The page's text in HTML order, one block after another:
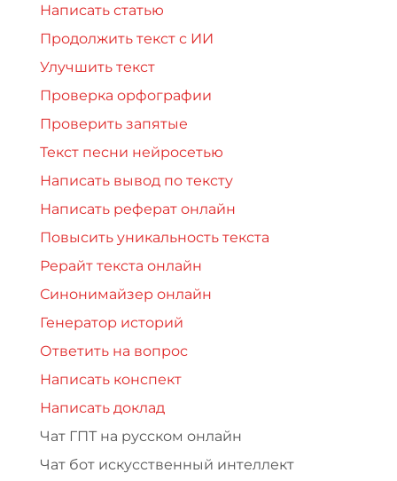
Написать статью
Продолжить текст с ИИ
Улучшить текст
Проверка орфографии
Проверить запятые
Текст песни нейросетью
Написать вывод по тексту
Написать реферат онлайн
Повысить уникальность текста
Рерайт текста онлайн
Синонимайзер онлайн
Генератор историй
Ответить на вопрос
Написать конспект
Написать доклад
Чат ГПТ на русском онлайн
Чат бот искусственный интеллект